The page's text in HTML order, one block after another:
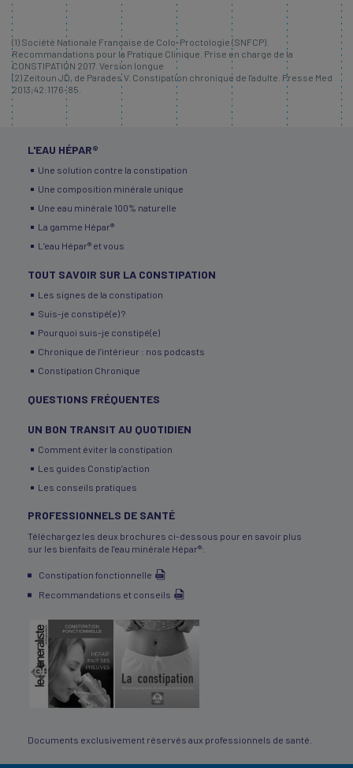
(1) Société Nationale Française de Colo-Proctologie (SNFCP).
Recommandations pour la Pratique Clinique. Prise en charge de la
CONSTIPATION 2017. Version longue
(2) Zeitoun JD, de Parades V. Constipation chronique de l'adulte. Presse Med
2013;42:1176-85.
L'EAU HÉPAR®
Une solution contre la constipation
Une composition minérale unique
Une eau minérale 100% naturelle
La gamme Hépar®
L’eau Hépar® et vous
TOUT SAVOIR SUR LA CONSTIPATION
Les signes de la constipation
Suis-je constipé(e) ?
Pourquoi suis-je constipé(e)
Chronique de l’intérieur : nos podcasts
Constipation Chronique
QUESTIONS FRÉQUENTES
UN BON TRANSIT AU QUOTIDIEN
Comment éviter la constipation
Les guides Constip’action
Les conseils pratiques
PROFESSIONNELS DE SANTÉ
Téléchargez les deux brochures ci-dessous pour en savoir plus
sur les bienfaits de l’eau minérale Hépar®:
Constipation fonctionnelle
Recommandations et conseils
Documents exclusivement réservés aux professionnels de santé.